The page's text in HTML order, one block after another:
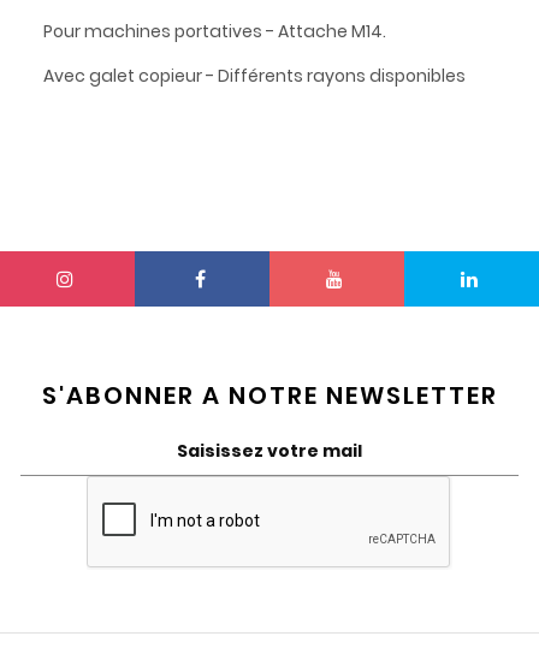
Pour machines portatives - Attache M14.
Avec galet copieur - Différents rayons disponibles
S'ABONNER A NOTRE NEWSLETTER